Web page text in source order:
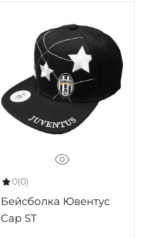
0(0)
Бейсболка Ювентус
Cap ST